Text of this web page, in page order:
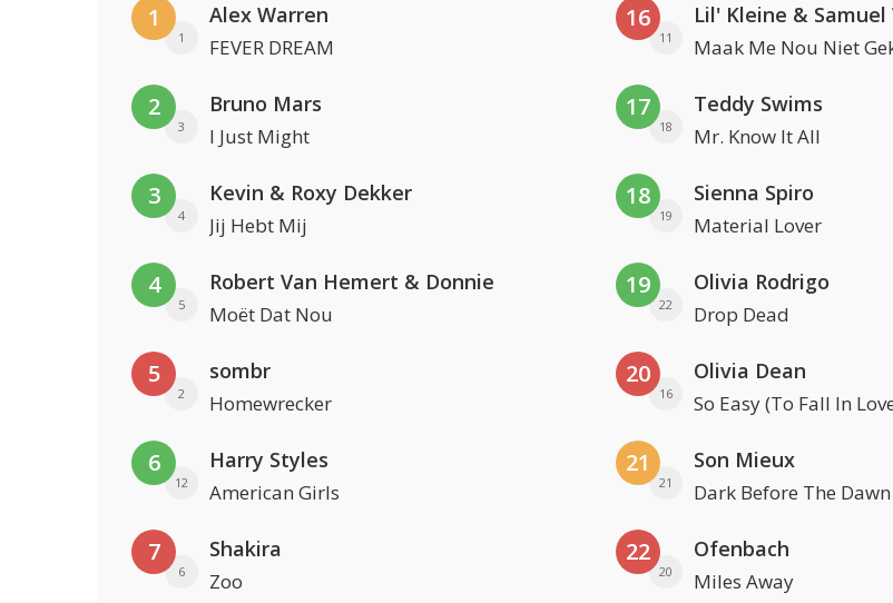
1
1
Alex Warren
FEVER DREAM
2
3
Bruno Mars
I Just Might
3
4
Kevin & Roxy Dekker
Jij Hebt Mij
4
5
Robert Van Hemert & Donnie
Moët Dat Nou
5
2
sombr
Homewrecker
6
12
Harry Styles
American Girls
7
6
Shakira
Zoo
16
11
Lil' Kleine &
Maak Me Nou Niet
17
18
Teddy Swims
Mr. Know It All
18
19
Sienna Spiro
Material Lover
19
22
Olivia Rodrigo
Drop Dead
20
16
Olivia Dean
So Easy (To Fall In
21
21
Son Mieux
Dark Before The Dawn
22
20
Ofenbach
Miles Away